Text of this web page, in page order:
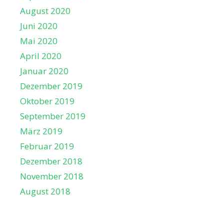
August 2020
Juni 2020
Mai 2020
April 2020
Januar 2020
Dezember 2019
Oktober 2019
September 2019
März 2019
Februar 2019
Dezember 2018
November 2018
August 2018